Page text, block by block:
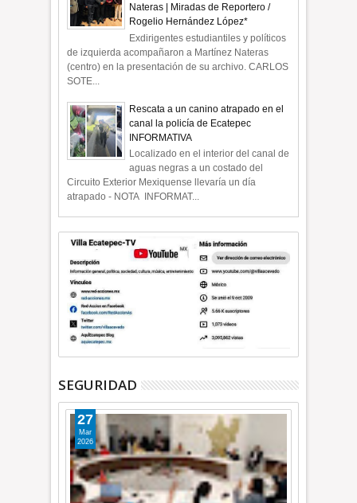
Nateras | Miradas de Reportero /
Rogelio Hernández López*
Exdirigentes estudiantiles y políticos
de izquierda acompañaron a Martínez Nateras
(centro) en la presentación de su archivo. CARLOS
SOTE...
Rescata a un canino atrapado en el
canal la policía de Ecatepec
INFORMATIVA
Localizado en el interior del canal de
aguas negras a un costado del
Circuito Exterior Mexiquense llevaría un día
atrapado - NOTA INFORMAT...
SEGURIDAD
27
Mar
2026